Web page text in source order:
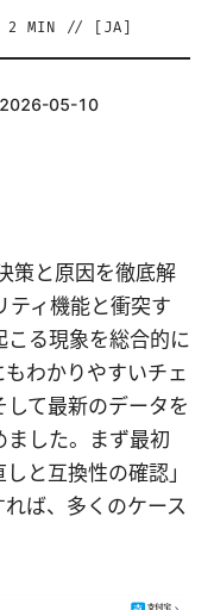
2 MIN // [ JA
2026-05-10
策と原因を徹底解
ティ機能と衝突す
こる現象を総合的に
わかりやすいチェ
て最新のデータを
した。まず最初
と互換性の確認」
ば、多くのケース